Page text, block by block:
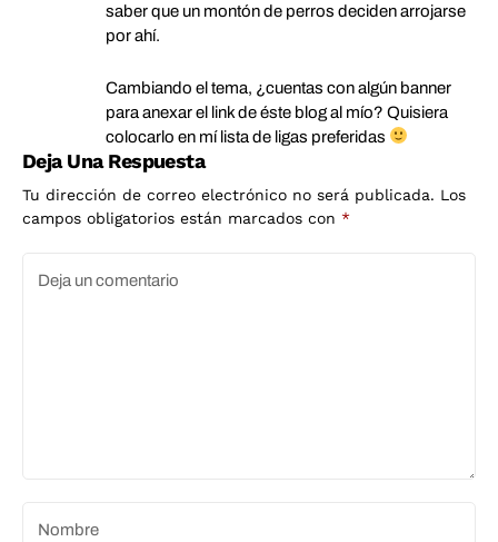
saber que un montón de perros deciden arrojarse
por ahí.
Cambiando el tema, ¿cuentas con algún banner
para anexar el link de éste blog al mío? Quisiera
colocarlo en mí lista de ligas preferidas
Deja Una Respuesta
Tu dirección de correo electrónico no será publicada. Los
campos obligatorios están marcados con *